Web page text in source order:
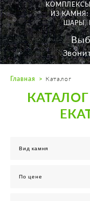
Пн. —
ИЗ КАМНЯ:
ШАРЫ,
Главная Каталог